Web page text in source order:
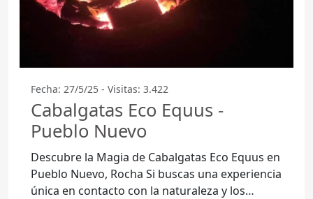
Fecha: 27/5/25 - Visitas: 3.422
Cabalgatas Eco Equus -
Pueblo Nuevo
Descubre la Magia de Cabalgatas Eco Equus en
Pueblo Nuevo, Rocha Si buscas una experiencia
única en contacto con la naturaleza y los